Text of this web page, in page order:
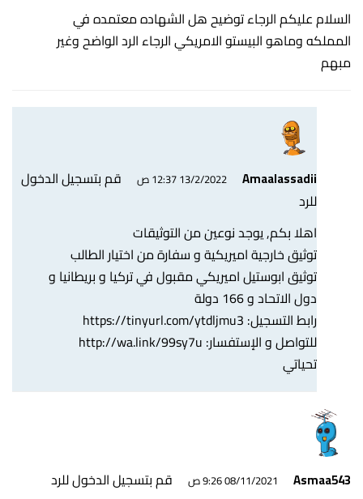
السلام عليكم الرجاء توضيح هل الشهاده معتمده في
المملكه وماهو البيستو الامريكي الرجاء الرد الواضح وغير
مبهم
Amaalassadii 13/2/2022 12:37 ص
قم بتسجيل الدخول
للرد
اهلا بكم, يوجد نوعين من التوثيقات
توثيق خارجية اميريكية و سفارة من اختيار الطالب
توثيق ابوستيل اميريكي مقبول في تركيا و بريطانيا و
دول الاتحاد و 166 دولة
رابط التسجيل: https://tinyurl.com/ytdljmu3
للتواصل و الإستفسار: http://wa.link/99sy7u
تحياتي
Asmaa543 08/11/2021 9:26 ص
قم بتسجيل الدخول للرد